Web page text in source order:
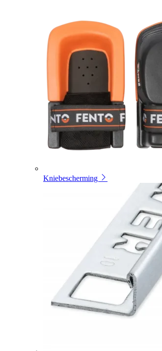
Kniebescherming